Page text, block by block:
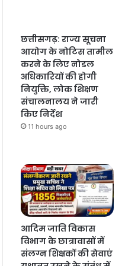
छत्तीसगढ़: राज्य सूचना
आयोग के नोटिस तामील
करने के लिए नोडल
अधिकारियों की होगी
नियुक्ति, लोक शिक्षण
संचालनालय ने जारी
किए निर्देश
11 hours ago
आदिम जाति विकास
विभाग के छात्रावासों में
संलग्न शिक्षकों की सेवाएं